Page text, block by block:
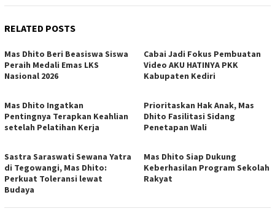
RELATED POSTS
Mas Dhito Beri Beasiswa Siswa
Peraih Medali Emas LKS
Nasional 2026
Cabai Jadi Fokus Pembuatan
Video AKU HATINYA PKK
Kabupaten Kediri
Mas Dhito Ingatkan
Pentingnya Terapkan Keahlian
setelah Pelatihan Kerja
Prioritaskan Hak Anak, Mas
Dhito Fasilitasi Sidang
Penetapan Wali
Sastra Saraswati Sewana Yatra
di Tegowangi, Mas Dhito:
Perkuat Toleransi lewat
Budaya
Mas Dhito Siap Dukung
Keberhasilan Program Sekolah
Rakyat